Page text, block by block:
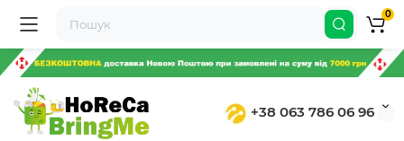
+38 063 786 06 96
0